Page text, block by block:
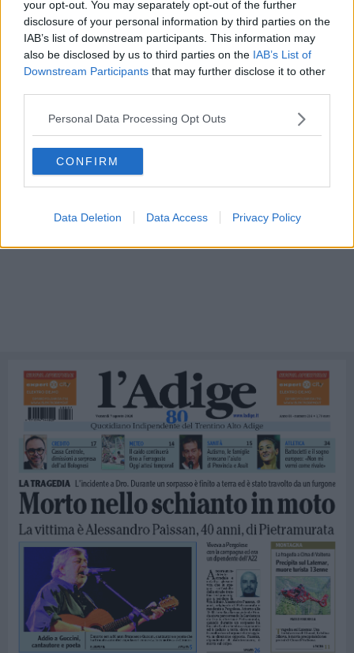
your opt-out. You may separately opt-out of the further
disclosure of your personal information by third parties on the
IAB’s list of downstream participants. This information may
also be disclosed by us to third parties on the IAB’s List of
Downstream Participants that may further disclose it to other
Personal Data Processing Opt Outs
CONFIRM
Data Deletion Data Access Privacy Policy